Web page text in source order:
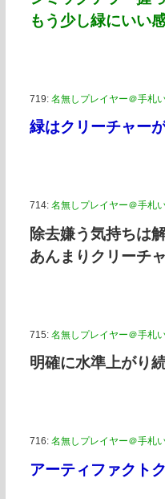
もう少し緑にいい
719: 名無しプレイヤー＠手札
緑はクリーチャー
714: 名無しプレイヤー＠手札
除去嫌う気持ちは
あんまりクリーチ
715: 名無しプレイヤー＠手札
明確に水準上がり
716: 名無しプレイヤー＠手札
アーティファクト